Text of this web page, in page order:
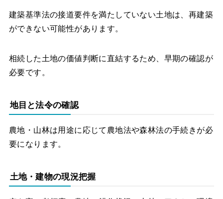
建築基準法の接道要件を満たしていない土地は、再建築
ができない可能性があります。
相続した土地の価値判断に直結するため、早期の確認が
必要です。
地目と法令の確認
農地・山林は用途に応じて農地法や森林法の手続きが必
要になります。
土地・建物の現況把握